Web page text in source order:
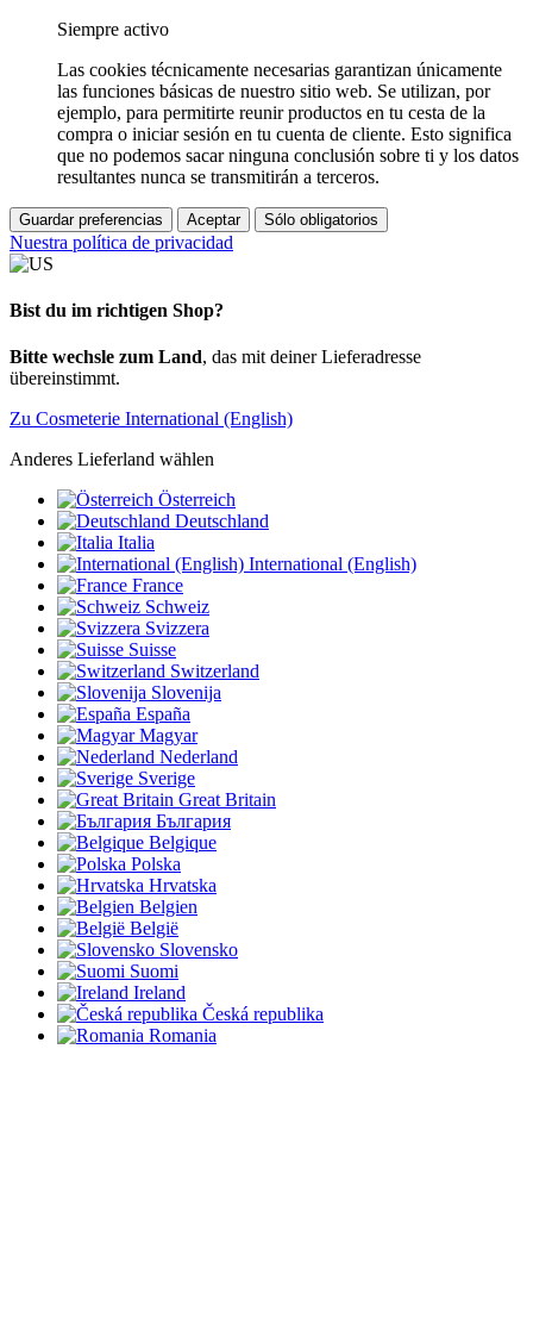
Siempre activo
Las cookies técnicamente necesarias garantizan únicamente
las funciones básicas de nuestro sitio web. Se utilizan, por
ejemplo, para permitirte reunir productos en tu cesta de la
compra o iniciar sesión en tu cuenta de cliente. Esto significa
que no podemos sacar ninguna conclusión sobre ti y los datos
resultantes nunca se transmitirán a terceros.
Guardar preferencias Aceptar Sólo obligatorios
Nuestra política de privacidad
Bist du im richtigen Shop?
Bitte wechsle zum Land, das mit deiner Lieferadresse
übereinstimmt.
Zu Cosmeterie International (English)
Anderes Lieferland wählen
Österreich
Deutschland
Italia
International (English)
France
Schweiz
Svizzera
Suisse
Switzerland
Slovenija
España
Magyar
Nederland
Sverige
Great Britain
България
Belgique
Polska
Hrvatska
Belgien
België
Slovensko
Suomi
Ireland
Česká republika
Romania